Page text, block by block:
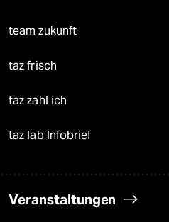
team zukunft
taz frisch
taz zahl ich
taz lab Infobrief
Veranstaltungen